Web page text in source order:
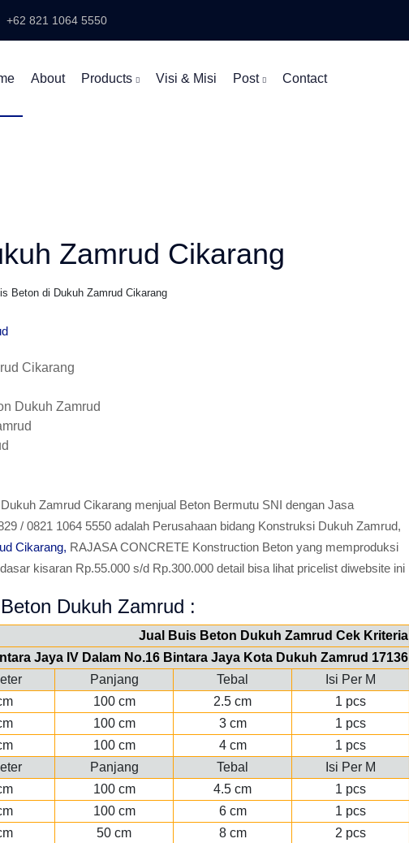
+62 821 1064 5550
About Products Visi & Misi Post Contact
Zamrud Cikarang
Beton di Dukuh Zamrud Cikarang
Cikarang
Dukuh Zamrud
Zamrud Cikarang menjual Beton Bermutu SNI dengan Jasa
/ 0821 1064 5550 adalah Perusahaan bidang Konstruksi Dukuh Zamrud,
Cikarang, RAJASA CONCRETE Konstruction Beton yang memproduksi
kisaran Rp.55.000 s/d Rp.300.000 detail bisa lihat pricelist diwebsite ini
Dukuh Zamrud :
Jual Buis Beton Dukuh Zamrud Cek Kriteria
Jaya IV Dalam No.16 Bintara Jaya Kota Dukuh Zamrud 17136
Panjang Tebal
Isi Per M
100 cm 2.5 cm
1 pcs
100 cm 3 cm
1 pcs
100 cm 4 cm
1 pcs
Panjang Tebal
Isi Per M
100 cm 4.5 cm
1 pcs
100 cm 6 cm
1 pcs
50 cm 8 cm
2 pcs